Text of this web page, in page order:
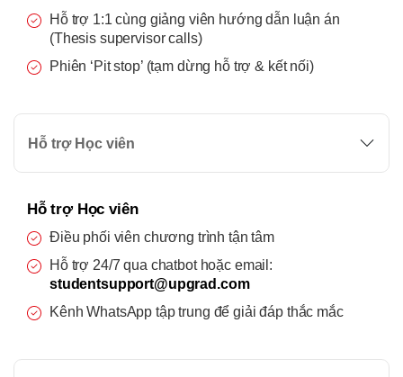
Hỗ trợ 1:1 cùng giảng viên hướng dẫn luận án
(Thesis supervisor calls)
Phiên ‘Pit stop’ (tạm dừng hỗ trợ & kết nối)
Hỗ trợ Học viên
Hỗ trợ Học viên
Điều phối viên chương trình tận tâm
Hỗ trợ 24/7 qua chatbot hoặc email:
studentsupport@upgrad.com
Kênh WhatsApp tập trung để giải đáp thắc mắc